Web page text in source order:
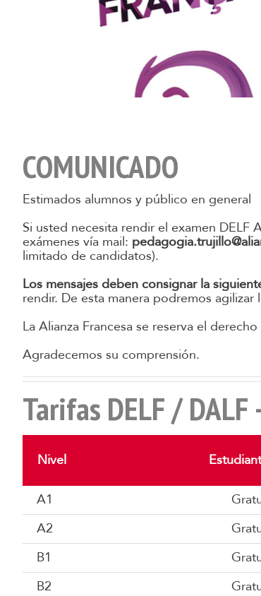
COMUNICADO
Estimados alumnos y público en general
Si usted necesita rendir el examen
exámenes vía mail:
limitado de candidatos).
Los mensajes deben consignar la
rendir. De esta manera podremos
La Alianza Francesa se reserva el
Agradecemos su comprensión.
Tarifas DELF /
Nivel
A1
A2
B1
B2